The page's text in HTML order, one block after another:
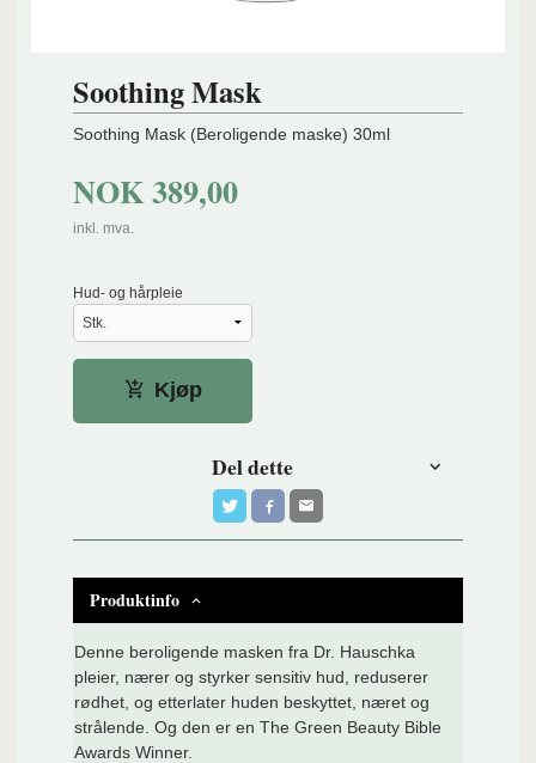
Soothing Mask
Soothing Mask (Beroligende maske) 30ml
NOK389,00
inkl. mva.
Hud- og hårpleie
Kjøp
Del dette
Produktinfo
Denne beroligende masken fra Dr. Hauschka
pleier, nærer og styrker sensitiv hud, reduserer
rødhet, og etterlater huden beskyttet, næret og
strålende. Og den er en The Green Beauty Bible
Awards Winner.